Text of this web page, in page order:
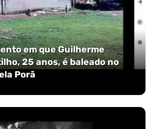
em que Guilherme
25 anos, é baleado no
Porã